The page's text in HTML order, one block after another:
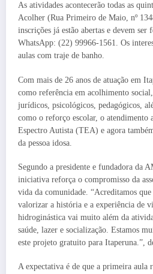
As atividades acontecerão todas as
Acolher (Rua Primeiro de Maio, nº
inscrições já estão abertas e devem ser
WhatsApp: (22) 99966-1561. Os
aulas com traje de banho.
Com mais de 26 anos de atuação em
como referência em acolhimento
jurídicos, psicológicos, pedagógicos,
como o reforço escolar, o atendimento
Espectro Autista (TEA) e agora
da pessoa idosa.
Segundo a presidente e fundadora da
iniciativa reforça o compromisso da
vida da comunidade. “Acreditamos que
valorizar a história e a experiência de
hidroginástica vai muito além da
saúde, lazer e socialização. Estamos
este projeto gratuito para Itaperuna.”,
A expectativa é de que a primeira aula